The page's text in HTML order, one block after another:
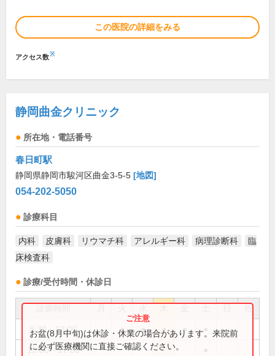
この医院の詳細をみる
アクセス数※
静岡曲金クリニック
所在地・電話番号
春日町駅
静岡県静岡市駿河区曲金3-5-5 [地図]
054-202-5050
診療科目
内科 皮膚科 リウマチ科 アレルギー科 病理診断科
臨
床検査科
診療/受付時間・休診日
祝
8:30～12:00 ● ● ● ●
13:00～17:00
お盆(8月中旬)は休診・休業の場合があります。来院前
に必ず医療機関に直接ご確認ください。